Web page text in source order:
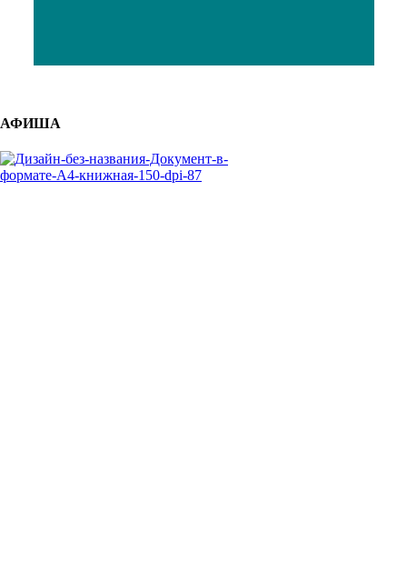
АФИША